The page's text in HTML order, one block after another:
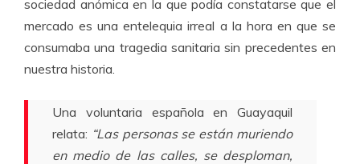
sociedad anómica en la que podía constatarse que el
mercado es una entelequia irreal a la hora en que se
consumaba una tragedia sanitaria sin precedentes en
nuestra historia.
Una voluntaria española en Guayaquil
relata: “Las personas se están muriendo
en medio de las calles, se desploman,